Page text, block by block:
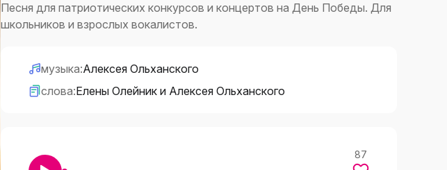
Песня для патриотических конкурсов и концертов на День Победы. Для
школьников и взрослых вокалистов.
музыка:Алексея Ольханского
слова:Елены Олейник и Алексея Ольханского
87